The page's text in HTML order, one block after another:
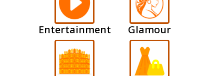
Entertainment Glamour